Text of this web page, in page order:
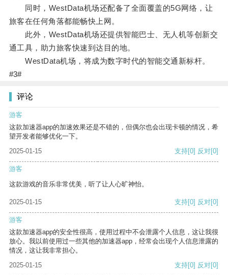
同时，WestData机场还配备了全面覆盖的5G网络，让
旅客在任何角落都能畅快上网。
此外，WestData机场还提供智能巴士、无人机等创新交
通工具，助力旅客快速到达目的地。
WestData机场，将成为数字时代的智能交通新标杆。
#3#
评论
游客
这款加速器app的加速效果还是不错的，但偶尔也会出现卡顿的情况，希
望开发者能够优化一下。
2025-01-15
支持[0] 反对[0]
游客
这款游戏的音乐非常优美，听了让人心旷神怡。
2025-01-15 支持[0] 反对[0]
游客
这款加速器app的安全性很高，使用过程中不会泄露个人信息，这让我很
放心。我以前使用过一些其他的加速器app，经常会出现个人信息泄露的
情况，这让我非常担心。
2025-01-15
支持[0] 反对[0]